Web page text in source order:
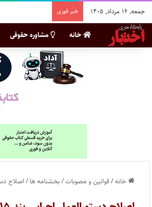
جمعه, ۱۶ مرداد, ۱۴۰۵ خبر فوری
خانه مشاوره حقوقی
خانه/قوانین و مصوبات/بخشنامه ها/اصلاح دستورالعمل